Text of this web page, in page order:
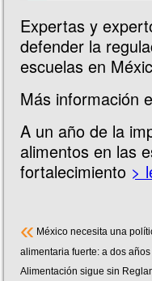
Expertas y
defender la
escuelas en
Más información
A un año de la
alimentos en las
fortalecimiento >
« México necesita una
alimentaria fuerte: a dos
Alimentación sigue sin